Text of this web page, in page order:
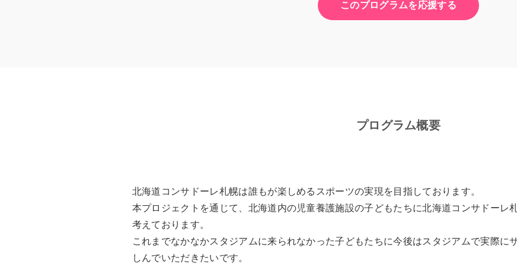
このプログラムを応援する
プログラム概要
北海道コンサドーレ札幌は誰もが楽しめるスポーツの実現を目指しております。
本プロジェクトを通じて、北海道内の児童養護施設の子どもたちに北海道コンサドーレ
考えております。
これまでなかなかスタジアムに来られなかった子どもたちに今後はスタジアムで実際に
しんでいただきたいです。